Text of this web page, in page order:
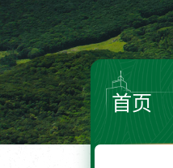
首页